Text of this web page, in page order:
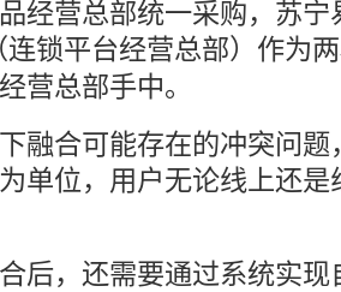
经营总部统一采购，苏
连锁平台经营总部）作为
营总部手中。
融合可能存在的冲突问
单位，用户无论线上还
后，还需要通过系统实